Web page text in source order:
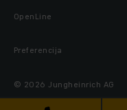
OpenLine
Preferencija
© 2026 Jungheinrich AG